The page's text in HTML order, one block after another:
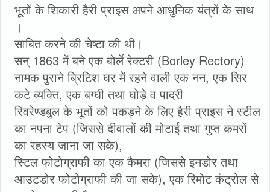
भूतों के शिकारी हैरी प्राइस अपने आधुनिक यंत्रों के साथ
।
साबित करने की चेष्टा की थी।
सन् 1863 में बने एक बोर्ले रेक्टरी (Borley Rectory)
नामक पुराने ब्रिटिश घर में रहने वाली एक नन, एक सिर
कटे व्यक्ति, एक बग्घी तथा घोड़े व पादरी
रिवरेण्डबुल के भूतों को पकड़ने के लिए हैरी प्राइस ने स्टील
का नपना टेप (जिससे दीवालों की मोटाई तथा गुप्त कमरों
का रहस्य जाना जा सके),
स्टिल फोटोग्राफी का एक कैमरा (जिससे इनडोर तथा
आउटडोर फोटोग्राफी की जा सके), एक रिमोट कंट्रोल से